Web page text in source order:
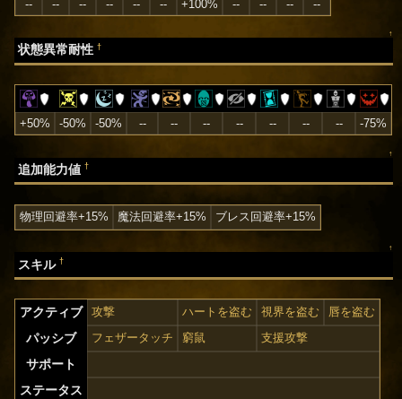
-- -- -- -- -- -- +100% -- -- -- --
↑
状態異常耐性†
+50% -50% -50% -- -- -- -- -- -- -- -75%
↑
追加能力値†
物理回避率+15% 魔法回避率+15% ブレス回避率+15%
↑
スキル†
アクティブ 攻撃 ハートを盗む 視界を盗む 唇を盗む
パッシブ フェザータッチ 窮鼠 支援攻撃
サポート
ステータス